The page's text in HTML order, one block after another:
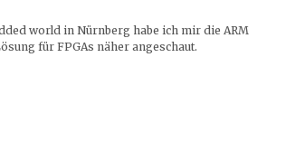
world in Nürnberg habe ich mir die ARM
für FPGAs näher angeschaut.